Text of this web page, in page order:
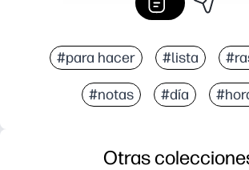
#para hacer #lista
#notas #día
Otras